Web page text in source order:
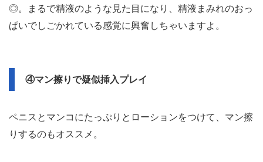
◎。まるで精液のような見た目になり、精液まみれのおっ
ぱいでしごかれている感覚に興奮しちゃいますよ。
④マン擦りで疑似挿入プレイ
ペニスとマンコにたっぷりとローションをつけて、マン擦
りするのもオススメ。